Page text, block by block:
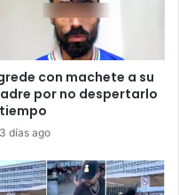
con machete a su
por no despertarlo
3 días ago